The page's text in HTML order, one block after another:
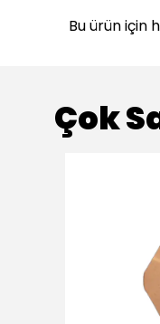
Bu ürün için
Çok